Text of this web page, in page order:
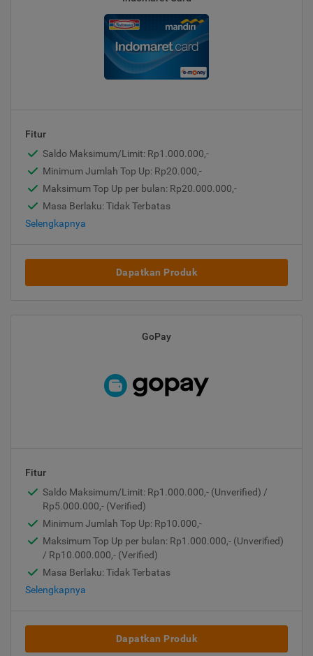
Fitur
Saldo Maksimum/Limit: Rp1.000.000,-
Minimum Jumlah Top Up: Rp20.000,-
Maksimum Top Up per bulan: Rp20.000.000,-
Masa Berlaku: Tidak Terbatas
Selengkapnya
Dapatkan Produk
GoPay
Fitur
Saldo Maksimum/Limit: Rp1.000.000,- (Unverified) /
Rp5.000.000,- (Verified)
Minimum Jumlah Top Up: Rp10.000,-
Maksimum Top Up per bulan: Rp1.000.000,- (Unverified)
/ Rp10.000.000,- (Verified)
Masa Berlaku: Tidak Terbatas
Selengkapnya
Dapatkan Produk